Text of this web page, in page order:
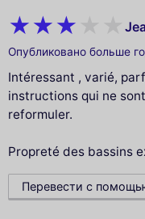
Опубликовано больше
Intéressant , varié,
instructions qui ne
reformuler.
Propreté des bassins
Перевести с